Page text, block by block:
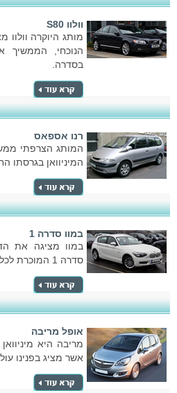
וולוו S80
מותג היוקרה וולוו
הנוכחי, הממשיך
בסדרה.
רנו אספאס
המותג הצרפתי
המיניוואן בגרסתו
במוו סדרה 1
במוו מציגה את
סדרה 1 המוכרת לכל.
אופל מריבה
מריבה היא
אשר מציג בפנינו